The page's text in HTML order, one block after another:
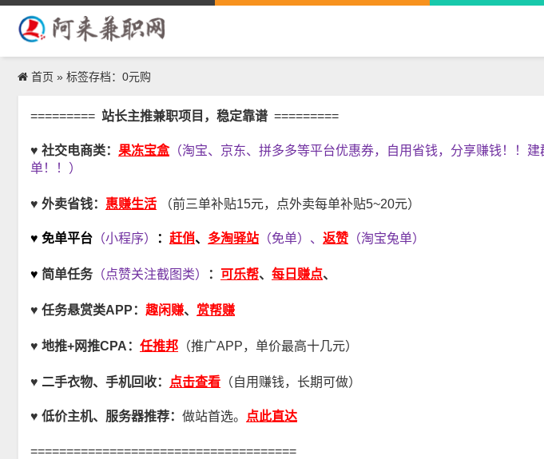
首页 » 标签存档：0元购
========= 站长主推兼职项目，稳定靠谱 =========
♥ 社交电商类： 果冻宝盒（淘宝、京东、拼多多等平台优惠券，自用省钱，分享赚钱！！
单！！）
♥ 外卖省钱： 惠赚生活 （前三单补贴15元，点外卖每单补贴5~20元）
♥ 免单平台 （小程序） ： 赶俏、 多淘驿站 （免单）、 返赞 （淘宝兔单）
♥ 简单任务 （点赞关注截图类） ： 可乐帮、 每日赚点、
♥ 任务悬赏类APP： 趣闲赚、 赏帮赚
♥ 地推+网推CPA ： 任推邦 （推广APP，单价最高十几元）
♥ 二手衣物、手机回收： 点击查看 （自用赚钱，长期可做）
♥ 低价主机、服务器推荐： 做站首选。 点此直达
=====================================